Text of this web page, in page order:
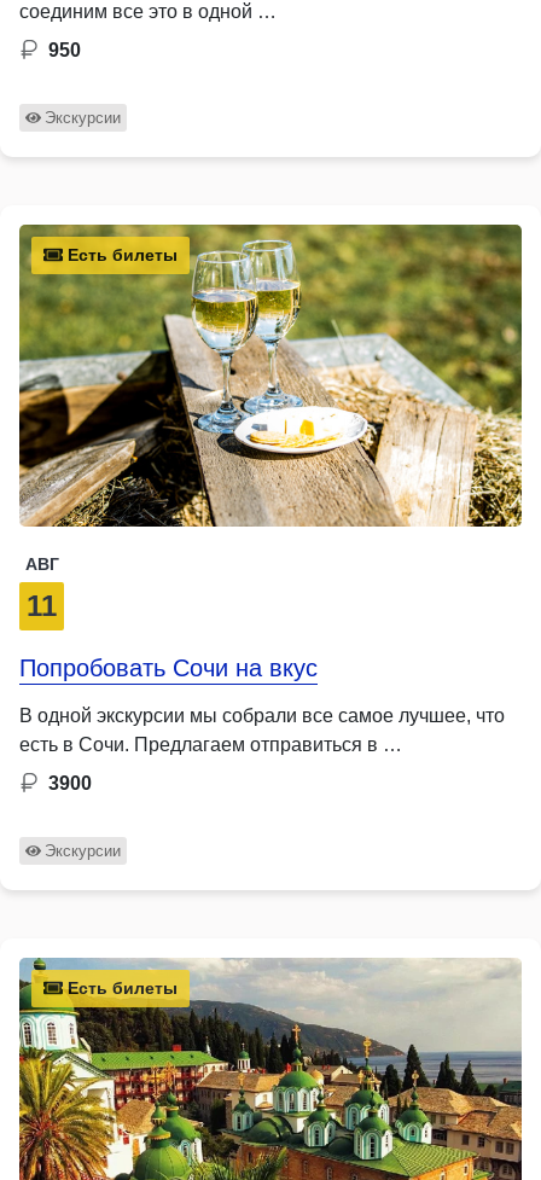
соединим все это в одной …
950
Экскурсии
Есть билеты
АВГ
11
Попробовать Сочи на вкус
В одной экскурсии мы собрали все самое лучшее, что
есть в Сочи. Предлагаем отправиться в …
3900
Экскурсии
Есть билеты